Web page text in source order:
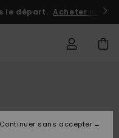
le départ. Acheter
Continuer sans accepter